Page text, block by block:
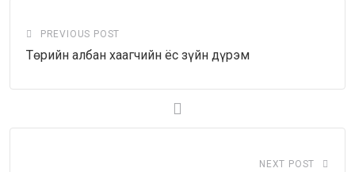
PREVIOUS POST
Төрийн албан хаагчийн ёс зүйн дүрэм
NEXT POST